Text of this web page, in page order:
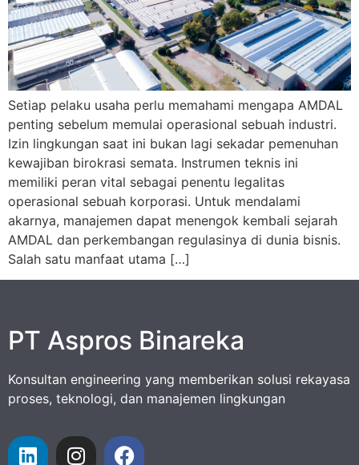
Setiap pelaku usaha perlu memahami mengapa AMDAL
penting sebelum memulai operasional sebuah industri.
Izin lingkungan saat ini bukan lagi sekadar pemenuhan
kewajiban birokrasi semata. Instrumen teknis ini
memiliki peran vital sebagai penentu legalitas
operasional sebuah korporasi. Untuk mendalami
akarnya, manajemen dapat menengok kembali sejarah
AMDAL dan perkembangan regulasinya di dunia bisnis.
Salah satu manfaat utama […]
PT Aspros Binareka
Konsultan engineering yang memberikan solusi rekayasa
proses, teknologi, dan manajemen lingkungan